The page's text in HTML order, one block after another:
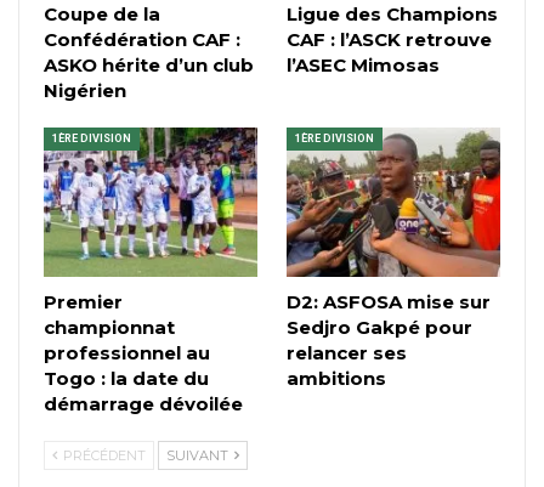
Coupe de la
Confédération CAF :
ASKO hérite d’un club
Nigérien
Ligue des Champions
CAF : l’ASCK retrouve
l’ASEC Mimosas
1ÈRE DIVISION
Premier
championnat
professionnel au
Togo : la date du
démarrage dévoilée
1ÈRE DIVISION
D2: ASFOSA mise sur
Sedjro Gakpé pour
relancer ses
ambitions
PRÉCÉDENT SUIVANT